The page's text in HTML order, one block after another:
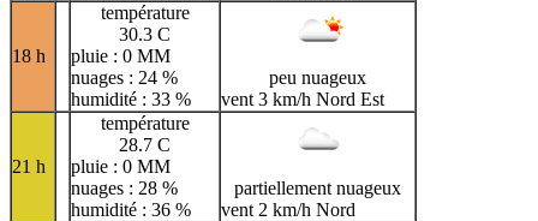
18 h
température
30.3 C
pluie : 0 MM
nuages : 24 %
humidité : 33 %
peu nuageux
vent 3 km/h Nord Est
21 h
température
28.7 C
pluie : 0 MM
nuages : 28 %
humidité : 36 %
partiellement nuageux
vent 2 km/h Nord